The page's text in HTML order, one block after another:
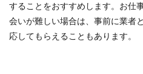
することをおすすめします。お仕
会いが難しい場合は、事前に業者
応してもらえることもあります。